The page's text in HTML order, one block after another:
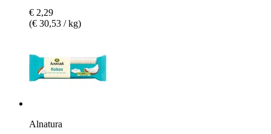
€ 2,29
(€ 30,53 / kg)
Alnatura